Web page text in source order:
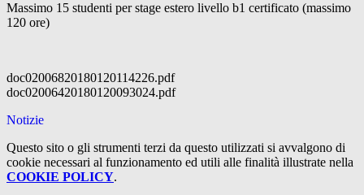
Massimo 15 studenti per stage estero livello b1 certificato (massimo
120 ore)
doc02006820180120114226.pdf
doc02006420180120093024.pdf
Notizie
Questo sito o gli strumenti terzi da questo utilizzati si avvalgono di
cookie necessari al funzionamento ed utili alle finalità illustrate nella
COOKIE POLICY.